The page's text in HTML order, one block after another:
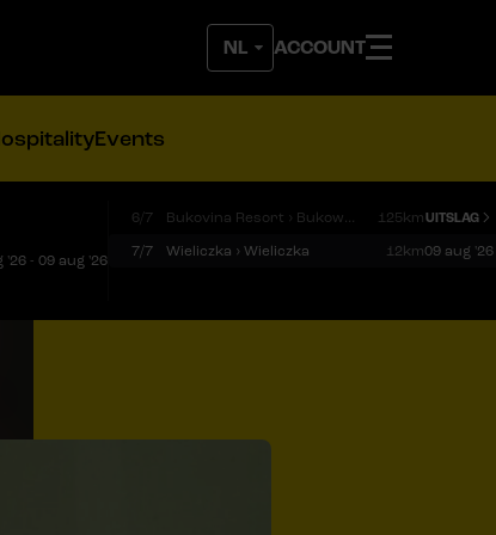
ACCOUNT
Events
'26 - 09 aug '26
6/7 Bukovina Resort › Bukowina Tatrzańska 125kmUITSLAG
7/7
Wieliczka › Wieliczka 12km09 aug '26